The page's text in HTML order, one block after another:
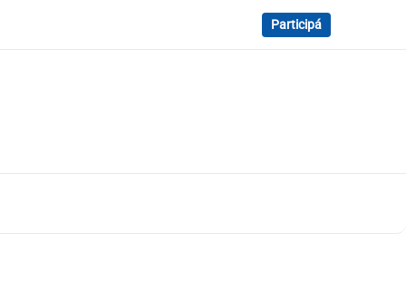
Participá